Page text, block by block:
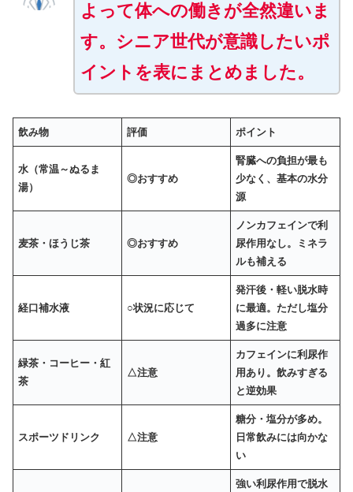
よって体への働きが全然違いま
す。シニア世代が意識したいポ
イントを表にまとめました。
飲み物 評価 ポイント
水（常温～ぬるま
湯）
◎おすすめ
腎臓への負担が最も
少なく、基本の水分
源
麦茶・ほうじ茶 ◎おすすめ
ノンカフェインで利
尿作用なし。ミネラ
ルも補える
経口補水液 ○状況に応じて
発汗後・軽い脱水時
に最適。ただし塩分
過多に注意
緑茶・コーヒー・紅
茶
△注意
カフェインに利尿作
用あり。飲みすぎる
と逆効果
スポーツドリンク △注意
糖分・塩分が多め。
日常飲みには向かな
い
強い利尿作用で脱水